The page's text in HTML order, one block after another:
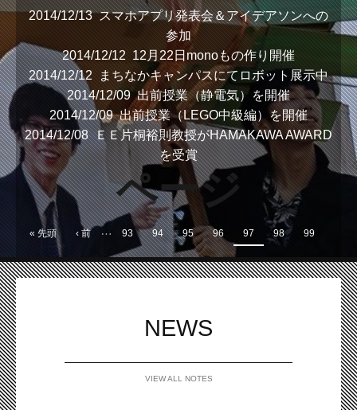
2014/12/13スマホアプリ発表会＆アイデアソンへの
参加
2014/12/12 12月22日monoもの作り開催
2014/12/12
まちなかキャンパスにてロボット展示中
2014/12/09出前授業（静電気）を開催
2014/12/09出前授業（LEGO中級編）を開催
2014/12/08ＥＥ片桐裕則教授がHAMAKAWA AWARD
を受賞
ページ
« 先頭 ‹ 前 … 93 94 95 96 97 98 99
101 … 次 › 最終 »
NEWS
VIEW ALL NOTES